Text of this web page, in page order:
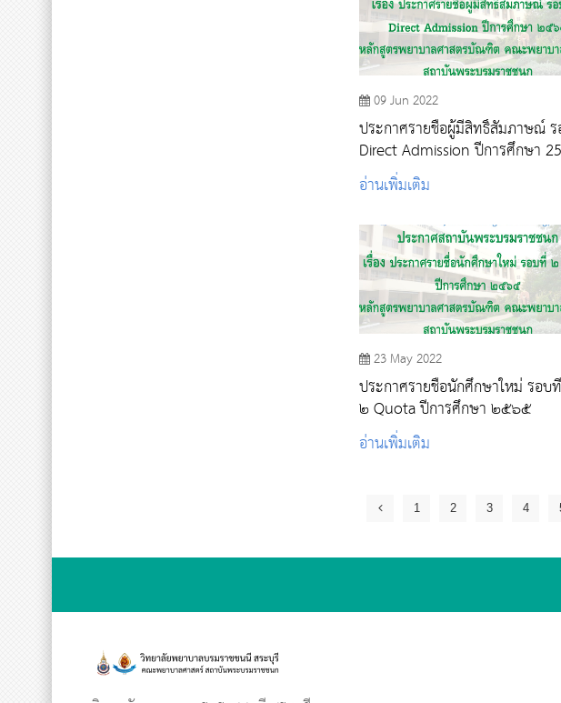
09 Jun 2022
ประกาศรายชื่อผู้มีสิทธิ์สัมภาษณ์
Direct Admission ปีการศึกษา
อ่านเพิ่มเติม
23 May 2022
ประกาศรายชื่อนักศึกษาใหม่ รอบที่
๒ Quota ปีการศึกษา ๒๕๖๕
อ่านเพิ่มเติม
1 2 3 4